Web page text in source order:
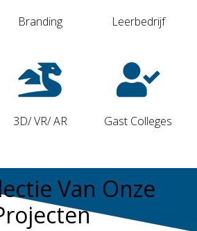
Branding
Leerbedrijf
3D/ VR/ AR Gast Colleges
Van Onze